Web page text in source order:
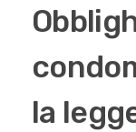
la